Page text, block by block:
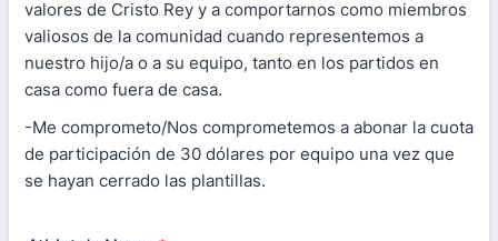
valores de Cristo Rey y a comportarnos como miembros
valiosos de la comunidad cuando representemos a
nuestro hijo/a o a su equipo, tanto en los partidos en
casa como fuera de casa.
-Me comprometo/Nos comprometemos a abonar la cuota
de participación de 30 dólares por equipo una vez que
se hayan cerrado las plantillas.